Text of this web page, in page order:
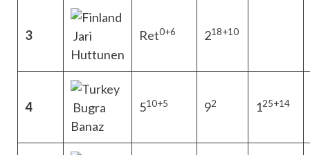
3
Jari
Huttunen
Ret0+6 218+10
4
Bugra
Banaz
510+5 92 125+14